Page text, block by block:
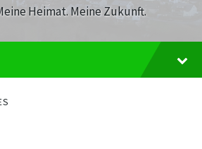
Heimat. Meine Zukunft.